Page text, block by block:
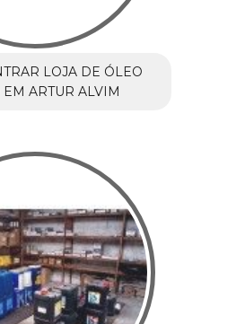
LOJA DE ÓLEO
ARTUR ALVIM